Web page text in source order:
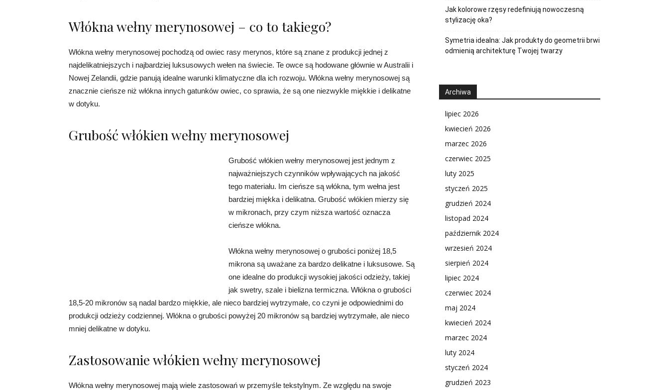
Włókna wełny merynosowej – co to takiego?
Włókna wełny merynosowej pochodzą od owiec rasy merynos, które są znane z produkcji jednej z
najdelikatniejszych i najbardziej luksusowych wełen na świecie. Te owce są hodowane głównie w Australii i
Nowej Zelandii, gdzie panują idealne warunki klimatyczne dla ich rozwoju. Włókna wełny merynosowej są
znacznie cieńsze niż włókna innych gatunków owiec, co sprawia, że są one niezwykle miękkie i delikatne
w dotyku.
Grubość włókien wełny merynosowej
Grubość włókien wełny merynosowej jest jednym z
najważniejszych czynników wpływających na jakość
tego materiału. Im cieńsze są włókna, tym wełna jest
bardziej miękka i delikatna. Grubość włókien mierzy się
w mikronach, przy czym niższa wartość oznacza
cieńsze włókna.
Włókna wełny merynosowej o grubości poniżej 18,5
mikrona są uważane za bardzo delikatne i luksusowe. Są
one idealne do produkcji wysokiej jakości odzieży, takiej
jak swetry, szale i bielizna termiczna. Włókna o grubości
18,5-20 mikronów są nadal bardzo miękkie, ale nieco bardziej wytrzymałe, co czyni je odpowiednimi do
produkcji odzieży codziennej. Włókna o grubości powyżej 20 mikronów są bardziej wytrzymałe, ale nieco
mniej delikatne w dotyku.
Zastosowanie włókien wełny merynosowej
Włókna wełny merynosowej mają wiele zastosowań w przemyśle tekstylnym. Ze względu na swoje
Jak kolorowe rzęsy redefiniują nowoczesną
stylizację oka?
Symetria idealna: Jak produkty do geometrii brwi
odmienią architekturę Twojej twarzy
Archiwa
lipiec 2026
kwiecień 2026
marzec 2026
czerwiec 2025
luty 2025
styczeń 2025
grudzień 2024
listopad 2024
październik 2024
wrzesień 2024
sierpień 2024
lipiec 2024
czerwiec 2024
maj 2024
kwiecień 2024
marzec 2024
luty 2024
styczeń 2024
grudzień 2023